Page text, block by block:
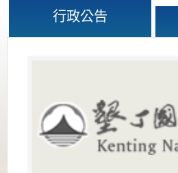
行政公告